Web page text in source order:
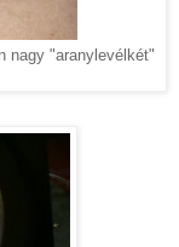
nagy "aranylevélkét"